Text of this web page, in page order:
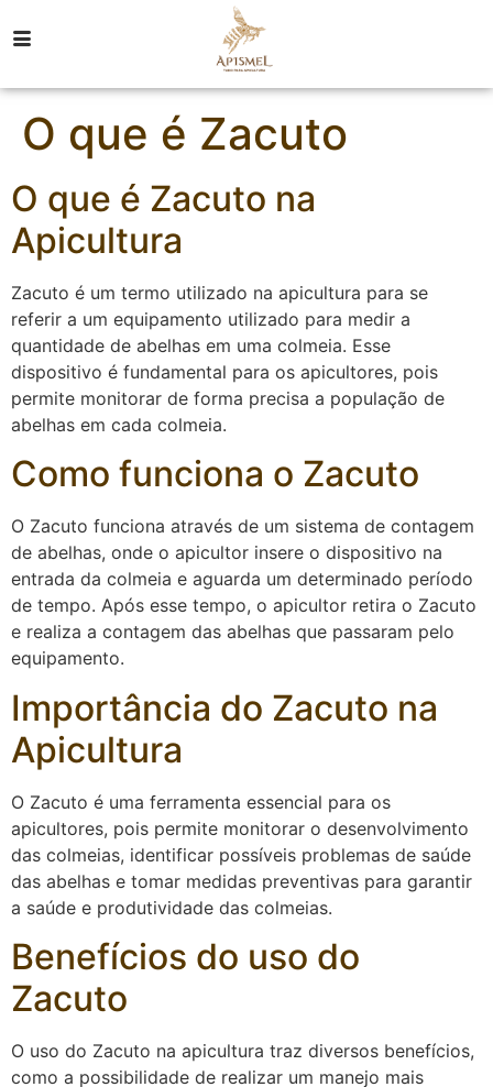
O que é Zacuto
O que é Zacuto na
Apicultura
Zacuto é um termo utilizado na apicultura para se
referir a um equipamento utilizado para medir a
quantidade de abelhas em uma colmeia. Esse
dispositivo é fundamental para os apicultores, pois
permite monitorar de forma precisa a população de
abelhas em cada colmeia.
Como funciona o Zacuto
O Zacuto funciona através de um sistema de contagem
de abelhas, onde o apicultor insere o dispositivo na
entrada da colmeia e aguarda um determinado período
de tempo. Após esse tempo, o apicultor retira o Zacuto
e realiza a contagem das abelhas que passaram pelo
equipamento.
Importância do Zacuto na
Apicultura
O Zacuto é uma ferramenta essencial para os
apicultores, pois permite monitorar o desenvolvimento
das colmeias, identificar possíveis problemas de saúde
das abelhas e tomar medidas preventivas para garantir
a saúde e produtividade das colmeias.
Benefícios do uso do
Zacuto
O uso do Zacuto na apicultura traz diversos benefícios,
como a possibilidade de realizar um manejo mais